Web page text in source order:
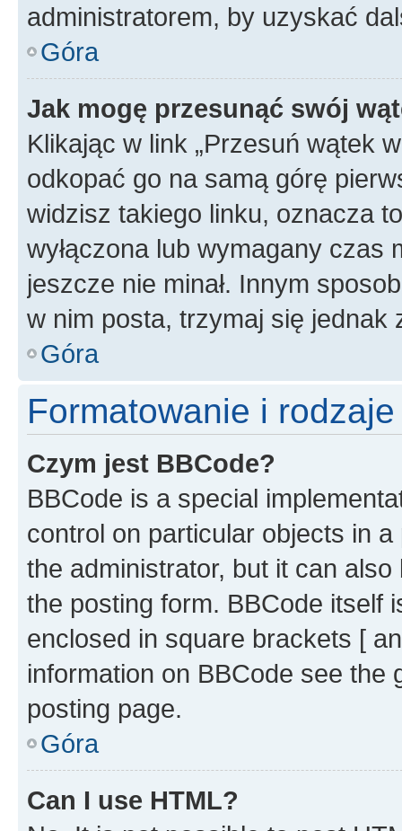
administratorem, by uzyskać
Góra
Jak mogę przesunąć swój
Klikając w link „Przesuń wątek
odkopać go na samą górę
widzisz takiego linku, oznacza
wyłączona lub wymagany czas
jeszcze nie minał. Innym
w nim posta, trzymaj się jednak
Góra
Formatowanie i
Czym jest BBCode?
BBCode is a special
control on particular objects in
the administrator, but it can
the posting form. BBCode itself
enclosed in square brackets [
information on BBCode see
posting page.
Góra
Can I use HTML?